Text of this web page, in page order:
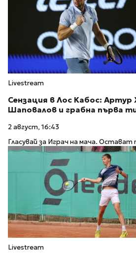
Livestream
Сензация в Лос Кабос:
Шаповалов и грабна първа
2 август, 16:43
Гласувай за Играч на мача. Остават
Livestream